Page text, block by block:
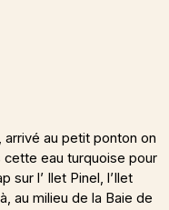
arrivé au petit ponton on
eau turquoise pour
sur l’ Ilet Pinel, l’Ilet
au milieu de la Baie de